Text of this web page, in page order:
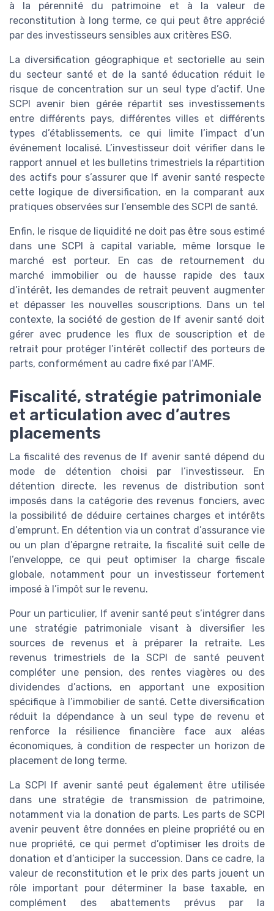
à la pérennité du patrimoine et à la valeur de
reconstitution à long terme, ce qui peut être apprécié
par des investisseurs sensibles aux critères ESG.
La diversification géographique et sectorielle au sein
du secteur santé et de la santé éducation réduit le
risque de concentration sur un seul type d’actif. Une
SCPI avenir bien gérée répartit ses investissements
entre différents pays, différentes villes et différents
types d’établissements, ce qui limite l’impact d’un
événement localisé. L’investisseur doit vérifier dans le
rapport annuel et les bulletins trimestriels la répartition
des actifs pour s’assurer que lf avenir santé respecte
cette logique de diversification, en la comparant aux
pratiques observées sur l’ensemble des SCPI de santé.
Enfin, le risque de liquidité ne doit pas être sous estimé
dans une SCPI à capital variable, même lorsque le
marché est porteur. En cas de retournement du
marché immobilier ou de hausse rapide des taux
d’intérêt, les demandes de retrait peuvent augmenter
et dépasser les nouvelles souscriptions. Dans un tel
contexte, la société de gestion de lf avenir santé doit
gérer avec prudence les flux de souscription et de
retrait pour protéger l’intérêt collectif des porteurs de
parts, conformément au cadre fixé par l’AMF.
Fiscalité, stratégie patrimoniale
et articulation avec d’autres
placements
La fiscalité des revenus de lf avenir santé dépend du
mode de détention choisi par l’investisseur. En
détention directe, les revenus de distribution sont
imposés dans la catégorie des revenus fonciers, avec
la possibilité de déduire certaines charges et intérêts
d’emprunt. En détention via un contrat d’assurance vie
ou un plan d’épargne retraite, la fiscalité suit celle de
l’enveloppe, ce qui peut optimiser la charge fiscale
globale, notamment pour un investisseur fortement
imposé à l’impôt sur le revenu.
Pour un particulier, lf avenir santé peut s’intégrer dans
une stratégie patrimoniale visant à diversifier les
sources de revenus et à préparer la retraite. Les
revenus trimestriels de la SCPI de santé peuvent
compléter une pension, des rentes viagères ou des
dividendes d’actions, en apportant une exposition
spécifique à l’immobilier de santé. Cette diversification
réduit la dépendance à un seul type de revenu et
renforce la résilience financière face aux aléas
économiques, à condition de respecter un horizon de
placement de long terme.
La SCPI lf avenir santé peut également être utilisée
dans une stratégie de transmission de patrimoine,
notamment via la donation de parts. Les parts de SCPI
avenir peuvent être données en pleine propriété ou en
nue propriété, ce qui permet d’optimiser les droits de
donation et d’anticiper la succession. Dans ce cadre, la
valeur de reconstitution et le prix des parts jouent un
rôle important pour déterminer la base taxable, en
complément des abattements prévus par la